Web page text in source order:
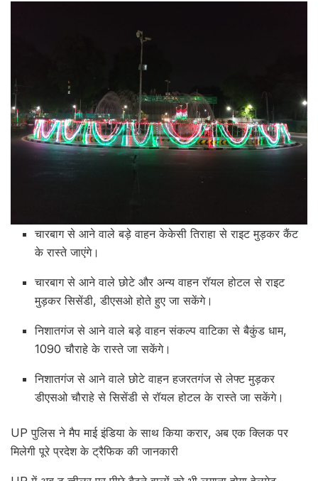
चारबाग से आने वाले बड़े वाहन केकेसी तिराहा से राइट मुड़कर कैंट
के रास्ते जाएंगे।
चारबाग से आने वाले छोटे और अन्य वाहन रॉयल होटल से राइट
मुड़कर सिसेंडी, डीएसओ होते हुए जा सकेंगे।
निशातगंज से आने वाले बड़े वाहन संकल्प वाटिका से बैकुंड धाम,
1090 चौराहे के रास्ते जा सकेंगे।
निशातगंज से आने वाले छोटे वाहन हजरतगंज से लेफ्ट मुड़कर
डीएसओ चौराहे से सिसेंडी से रॉयल होटल के रास्ते जा सकेंगे।
UP पुलिस ने मैप माई इंडिया के साथ किया करार, अब एक क्लिक पर
मिलेगी पूरे प्रदेश के ट्रैफिक की जानकारी